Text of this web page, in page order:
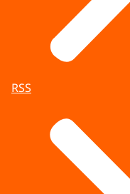
De verkenner
samen een
De Tweede
een
RSS